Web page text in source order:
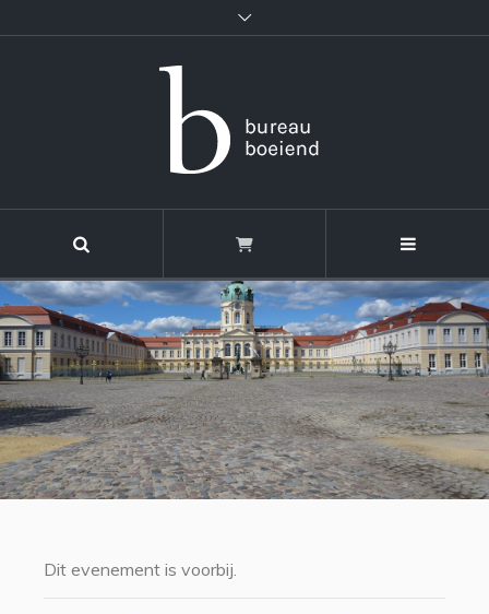
Dit evenement is voorbij.